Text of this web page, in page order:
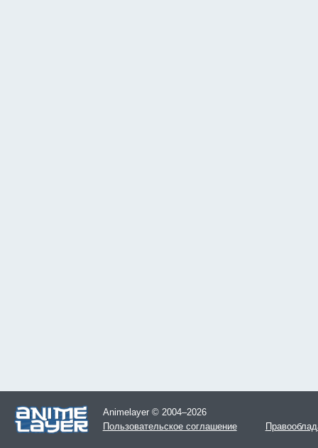
Animelayer © 2004–2026
Пользовательское соглашение